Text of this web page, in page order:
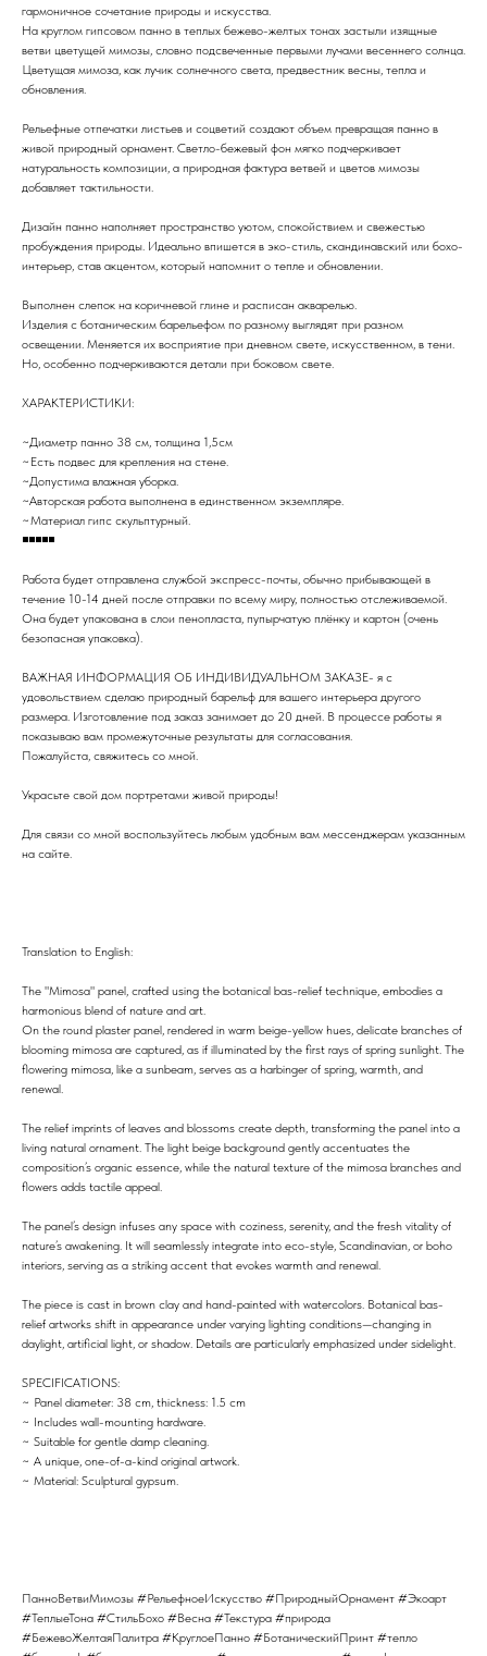
гармоничное сочетание природы и искусства.
На круглом гипсовом панно в теплых бежево-желтых тонах застыли изящные
ветви цветущей мимозы, словно подсвеченные первыми лучами весеннего солнца.
Цветущая мимоза, как лучик солнечного света, предвестник весны, тепла и
обновления.
Рельефные отпечатки листьев и соцветий создают объем превращая панно в
живой природный орнамент. Светло-бежевый фон мягко подчеркивает
натуральность композиции, а природная фактура ветвей и цветов мимозы
добавляет тактильности.
Дизайн панно наполняет пространство уютом, спокойствием и свежестью
пробуждения природы. Идеально впишется в эко-стиль, скандинавский или бохо-
интерьер, став акцентом, который напомнит о тепле и обновлении.
Выполнен слепок на коричневой глине и расписан акварелью.
Изделия с ботаническим барельефом по разному выглядят при разном
освещении. Меняется их восприятие при дневном свете, искусственном, в тени.
Но, особенно подчеркиваются детали при боковом свете.
ХАРАКТЕРИСТИКИ:
~Диаметр панно 38 см, толщина 1,5см
~Есть подвес для крепления на стене.
~Допустима влажная уборка.
~Авторская работа выполнена в единственном экземпляре.
~Материал гипс скульптурный.
◾◾◾◾◾
Работа будет отправлена службой экспресс-почты, обычно прибывающей в
течение 10-14 дней после отправки по всему миру, полностью отслеживаемой.
Она будет упакована в слои пенопласта, пупырчатую плёнку и картон (очень
безопасная упаковка).
ВАЖНАЯ ИНФОРМАЦИЯ ОБ ИНДИВИДУАЛЬНОМ ЗАКАЗЕ- я с
удовольствием сделаю природный барельф для вашего интерьера другого
размера. Изготовление под заказ занимает до 20 дней. В процессе работы я
показываю вам промежуточные результаты для согласования.
Пожалуйста, свяжитесь со мной.
Украсьте свой дом портретами живой природы!
Для связи со мной воспользуйтесь любым удобным вам мессенджерам указанным
на сайте.
Translation to English:
The "Mimosa" panel, crafted using the botanical bas-relief technique, embodies a
harmonious blend of nature and art.
On the round plaster panel, rendered in warm beige-yellow hues, delicate branches of
blooming mimosa are captured, as if illuminated by the first rays of spring sunlight. The
flowering mimosa, like a sunbeam, serves as a harbinger of spring, warmth, and
renewal.
The relief imprints of leaves and blossoms create depth, transforming the panel into a
living natural ornament. The light beige background gently accentuates the
composition’s organic essence, while the natural texture of the mimosa branches and
flowers adds tactile appeal.
The panel’s design infuses any space with coziness, serenity, and the fresh vitality of
nature’s awakening. It will seamlessly integrate into eco-style, Scandinavian, or boho
interiors, serving as a striking accent that evokes warmth and renewal.
The piece is cast in brown clay and hand-painted with watercolors. Botanical bas-
relief artworks shift in appearance under varying lighting conditions—changing in
daylight, artificial light, or shadow. Details are particularly emphasized under sidelight.
SPECIFICATIONS:
~ Panel diameter: 38 cm, thickness: 1.5 cm
~ Includes wall-mounting hardware.
~ Suitable for gentle damp cleaning.
~ A unique, one-of-a-kind original artwork.
~ Material: Sculptural gypsum.
ПанноВетвиМимозы #РельефноеИскусство #ПриродныйОрнамент #Экоарт
#ТеплыеТона #СтильБохо #Весна #Текстура #природа
#БежевоЖелтаяПалитра #КруглоеПанно #БотаническийПринт #тепло